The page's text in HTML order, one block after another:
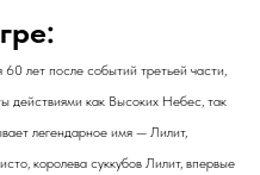
60 лет после событий третьей части,
действиями как Высоких Небес, так
легендарное имя — Лилит,
королева суккубов Лилит, впервые